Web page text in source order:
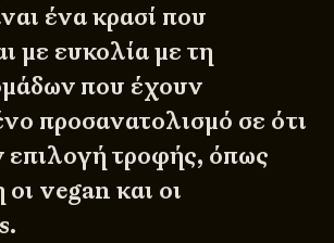
ένα κρασί που
με ευκολία με τη
που έχουν
προσανατολισμό σε ότι
επιλογή τροφής, όπως
vegan και οι